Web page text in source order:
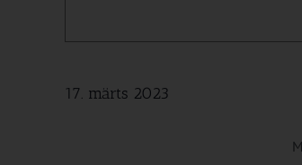
17. märts 2023